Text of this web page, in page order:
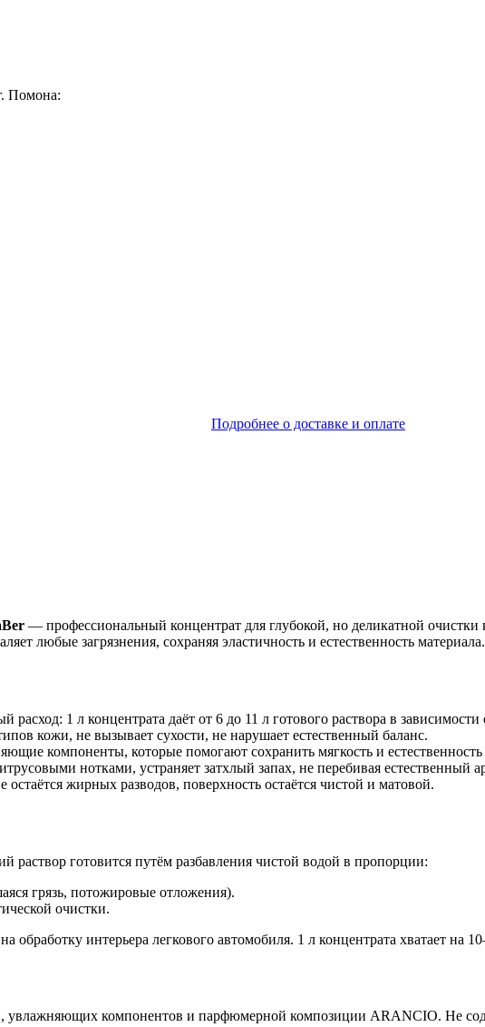
Помона:
Подробнее о доставке и оплате
— профессиональный концентрат для глубокой, но деликатной
любые загрязнения, сохраняя эластичность и естественность материала.
1 л концентрата даёт от 6 до 11 л готового раствора в
кожи, не вызывает сухости, не нарушает естественный баланс.
компоненты, которые помогают сохранить мягкость и
нотками, устраняет затхлый запах, не перебивая естественный
жирных разводов, поверхность остаётся чистой и матовой.
раствор готовится путём разбавления чистой водой в пропорции:
грязь, потожировые отложения).
очистки.
интерьера легкового автомобиля. 1 л концентрата хватает на
компонентов и парфюмерной композиции ARANCIO. Не